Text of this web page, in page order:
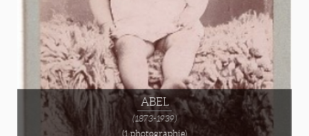
ABEL
(1873-1939)
(1 photographie)